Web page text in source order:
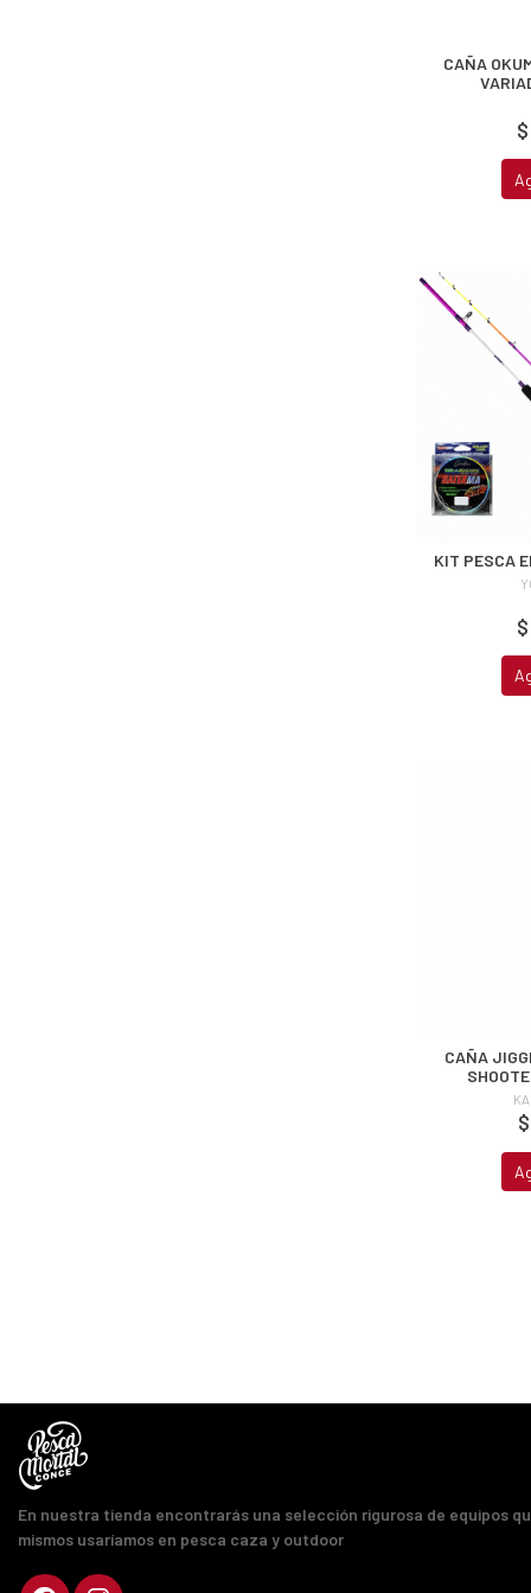
CAÑA
KIT PESCA
CAÑA
En nuestra tienda encontrarás una selección rigurosa de equipos
mismos usaríamos en pesca caza y outdoor